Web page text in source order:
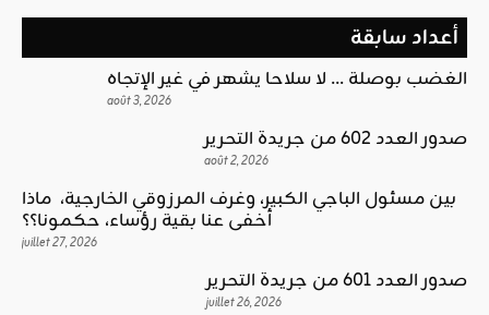
أعداد سابقة
الغضب بوصلة … لا سلاحا يشهر في غير الإتجاه
août 3, 2026
صدور العدد 602 من جريدة التحرير
août 2, 2026
بين مسئول الباجي الكبير، وغرف المرزوقي الخارجية، ماذا
أخفى عنا بقية رؤساء، حكمونا؟؟
juillet 27, 2026
صدور العدد 601 من جريدة التحرير
juillet 26, 2026